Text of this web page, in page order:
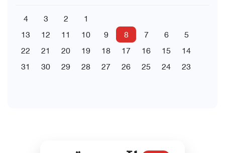
1
2
3
4
5
6
7
8
9
10
11
12
13
14
15
16
17
18
19
20
21
22
23
24
25
26
27
28
29
30
31